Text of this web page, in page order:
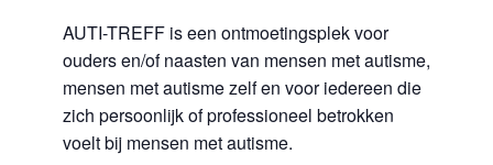
AUTI-TREFF is een ontmoetingsplek voor
ouders en/of naasten van mensen met autisme,
mensen met autisme zelf en voor iedereen die
zich persoonlijk of professioneel betrokken
voelt bij mensen met autisme.